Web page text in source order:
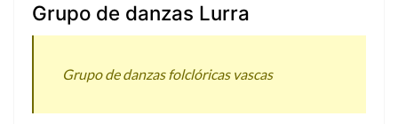
Grupo de danzas Lurra
Grupo de danzas folclóricas vascas